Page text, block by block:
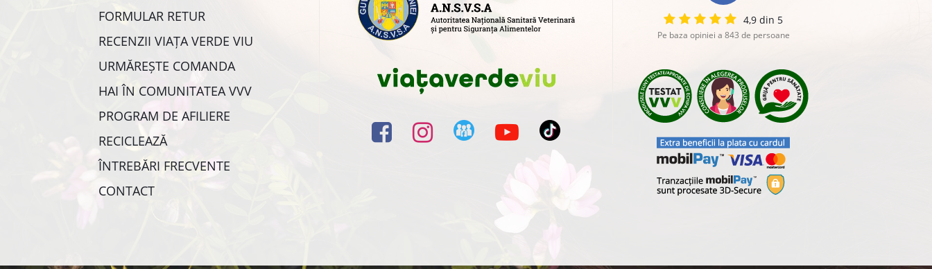
FORMULAR RETUR
RECENZII VIAȚA VERDE VIU
URMĂREȘTE COMANDA
HAI ÎN COMUNITATEA VVV
PROGRAM DE AFILIERE
RECICLEAZĂ
ÎNTREBĂRI FRECVENTE
CONTACT
4,9 din 5
Pe baza opiniei a 843 de persoane